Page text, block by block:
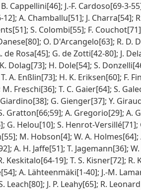
Cappellini[46]; J.-F. Cardoso[69-3-
A. Chamballu[51]; J. Charra[54];
S. Colombi[55]; F.
O. D'Arcangelo[63]; R. D.
de Rosa[45]; G. de Zotti[42-80]; J.
Dolag[73]; H. Dole[54]; S.
A. Enßlin[73]; H. K. Eriksen[60]; F.
Freschi[36]; T. C. Gaier[64]; S.
G. Gienger[37]; Y.
Gratton[66;59]; A. Gregorio[29]; A.
G. Helou[10]; S. Henrot-
M. Hobson[4]; W. A.
A. H. Jaffe[51]; T. Jagemann[36];
Keskitalo[64-19]; T. S. Kisner[72];
A. Lähteenmäki[1-40]; J.-M.
Leach[80]; J. P. Leahy[65]; R.